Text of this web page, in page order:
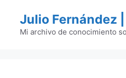
contenido
Julio Fernández
Mi archivo de conocimiento